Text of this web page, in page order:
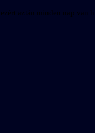
aztán minden nap van